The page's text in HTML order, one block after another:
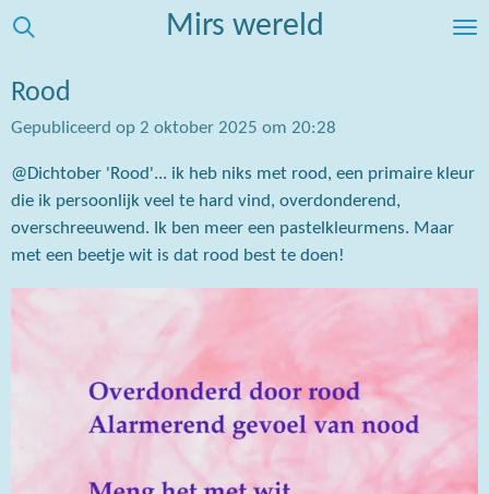
Ga
naar
de
hoofdinhoud
Mirs wereld
Rood
Gepubliceerd op 2 oktober 2025 om 20:28
@Dichtober 'Rood'... ik heb niks met rood, een primaire kleur
die ik persoonlijk veel te hard vind, overdonderend,
overschreeuwend. Ik ben meer een pastelkleurmens. Maar
met een beetje wit is dat rood best te doen!